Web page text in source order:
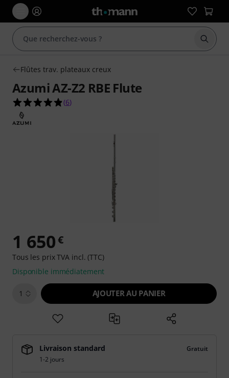
Flûtes trav. plateaux creux
Azumi AZ-Z2 RBE Flute
4.8 étoiles sur 5 d'après 6 évaluations clients
(6)
1 650€
Tous les prix TVA incl. (TTC)
Disponible immédiatement
1 AJOUTER AU PANIER
Livraison standard
Gratuit
1-2 jours